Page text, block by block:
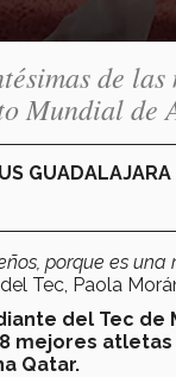
de
Mundial de
GUADALAJARA
porque es
Tec, Paola
del Tec de
8 mejores
Qatar.